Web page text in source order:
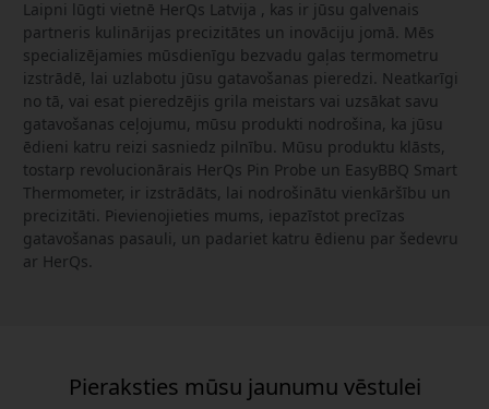
Laipni lūgti vietnē HerQs Latvija , kas ir jūsu galvenais
partneris kulinārijas precizitātes un inovāciju jomā. Mēs
specializējamies mūsdienīgu bezvadu gaļas termometru
izstrādē, lai uzlabotu jūsu gatavošanas pieredzi. Neatkarīgi
no tā, vai esat pieredzējis grila meistars vai uzsākat savu
gatavošanas ceļojumu, mūsu produkti nodrošina, ka jūsu
ēdieni katru reizi sasniedz pilnību. Mūsu produktu klāsts,
tostarp revolucionārais HerQs Pin Probe un EasyBBQ Smart
Thermometer, ir izstrādāts, lai nodrošinātu vienkāršību un
precizitāti. Pievienojieties mums, iepazīstot precīzas
gatavošanas pasauli, un padariet katru ēdienu par šedevru
ar HerQs.
Pieraksties mūsu jaunumu vēstulei